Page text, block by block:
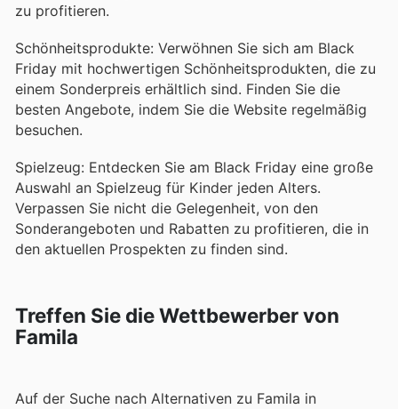
zu profitieren.
Schönheitsprodukte: Verwöhnen Sie sich am Black
Friday mit hochwertigen Schönheitsprodukten, die zu
einem Sonderpreis erhältlich sind. Finden Sie die
besten Angebote, indem Sie die Website regelmäßig
besuchen.
Spielzeug: Entdecken Sie am Black Friday eine große
Auswahl an Spielzeug für Kinder jeden Alters.
Verpassen Sie nicht die Gelegenheit, von den
Sonderangeboten und Rabatten zu profitieren, die in
den aktuellen Prospekten zu finden sind.
Treffen Sie die Wettbewerber von
Famila
Auf der Suche nach Alternativen zu Famila in